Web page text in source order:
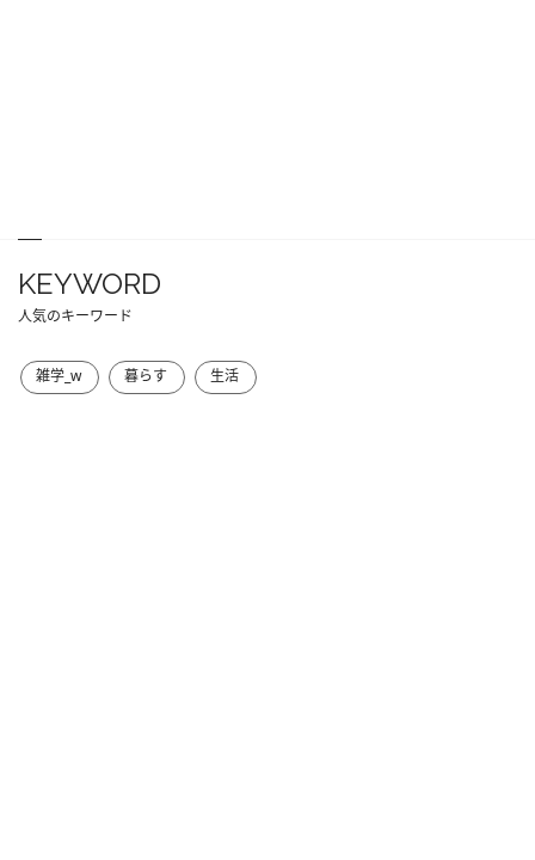
KEYWORD
人気のキーワード
雑学_w 暮らす 生活